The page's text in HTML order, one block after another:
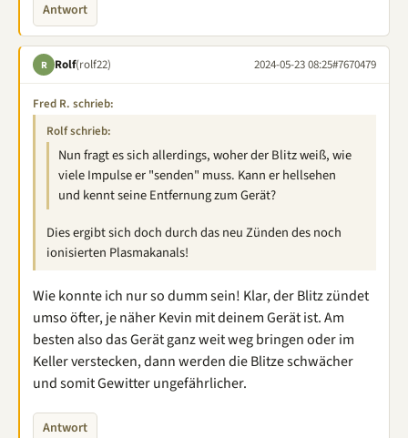
Antwort
R Rolf(rolf22) 2024-05-23 08:25#7670479
Fred R. schrieb:
Rolf schrieb:
Nun fragt es sich allerdings, woher der Blitz weiß, wie
viele Impulse er "senden" muss. Kann er hellsehen
und kennt seine Entfernung zum Gerät?
Dies ergibt sich doch durch das neu Zünden des noch
ionisierten Plasmakanals!
Wie konnte ich nur so dumm sein! Klar, der Blitz zündet
umso öfter, je näher Kevin mit deinem Gerät ist. Am
besten also das Gerät ganz weit weg bringen oder im
Keller verstecken, dann werden die Blitze schwächer
und somit Gewitter ungefährlicher.
Antwort